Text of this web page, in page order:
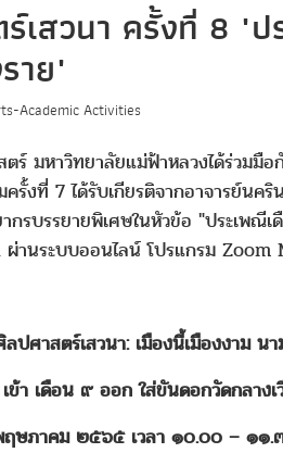
เสวนา ครั้งที่ 8 "ป
าย"
Academic Activities
ร์ มหาวิทยาลัยแม่ฟ้าหลวงได้ร่วมมือ
ครั้งที่ 7 ได้รับเกียรติจากอาจารย์น
กรบรรยายพิเศษในหัวข้อ "ประเพ
ผ่านระบบออนไลน์ โปรแกรม
ปศาสตร์เสวนา: เมืองนี้เมืองงาม น
ข้า เดือน ๙ ออก ใส่ขันดอกวัดกลางเ
ษภาคม ๒๕๖๕ เวลา ๑๐.๐๐ – ๑๑.